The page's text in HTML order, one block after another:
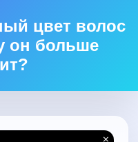
цвет волос
он больше